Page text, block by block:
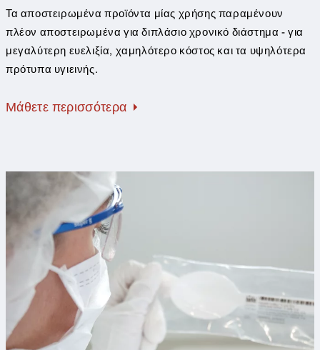
Τα αποστειρωμένα προϊόντα μίας χρήσης παραμένουν
πλέον αποστειρωμένα για διπλάσιο χρονικό διάστημα - για
μεγαλύτερη ευελιξία, χαμηλότερο κόστος και τα υψηλότερα
πρότυπα υγιεινής.
Μάθετε περισσότερα